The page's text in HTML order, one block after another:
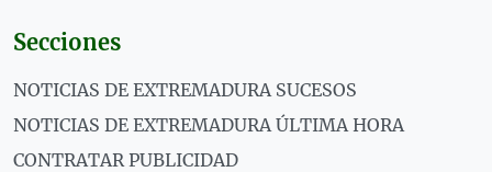
Secciones
NOTICIAS DE EXTREMADURA SUCESOS
NOTICIAS DE EXTREMADURA ÚLTIMA HORA
CONTRATAR PUBLICIDAD